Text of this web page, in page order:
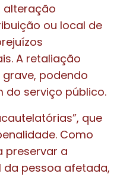
alteração
ou local de
A retaliação
podendo
do serviço público.
que
Como
preservar a
pessoa afetada,